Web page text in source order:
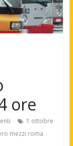
ore
1 ottobre
mezzi roma